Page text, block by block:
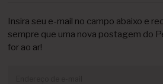
Insira seu e-mail no campo abaixo e
sempre que uma nova postagem do
for ao ar!